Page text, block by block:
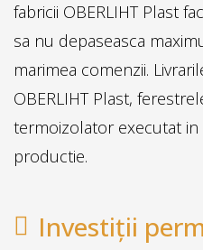
fabricii OBERLIHT Plast
sa nu depaseasca
marimea comenzii.
OBERLIHT Plast,
termoizolator executat
productie.
Investiții